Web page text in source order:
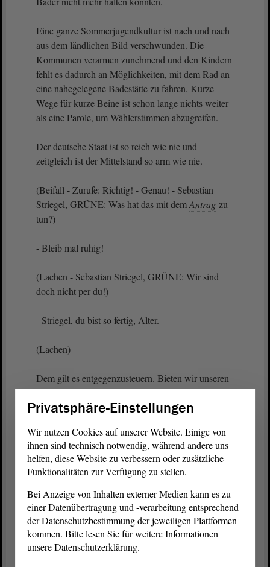
Eine ganze Sommerjugendkultur ist nach und nach
aus dem ländlichen Bild verschwunden. Die
Kommunen verarmen zunehmend und den Kindern
fehlt es dadurch an Möglichkeiten, mit dem Rad an
eine nahegelegene Badestätte zu fahren. Kurze
Wege für kurze Beine ist schon lange nichts weiter
als eine Parole, um Wählerstimmen abzugreifen.
Der deutsche Staat ist so reich wie nie und
zeitgleich ist der Mittelstand so arm wie nie.
(Beifall - Zurufe: Richtig! - Genau! - Sebastian
Striegel, GRÜNE: Was hat das mit demAntrag zu
tun?)
- Bleib mal ruhig!
(Lachen - Sebastian Striegel, GRÜNE: Wir sind
doch nicht per du!)
- Striegel, du bist so fertig, Alter.
(Lachen)
Dem gilt es entgegenzusteuern. Bieten wir unseren
Kindern und Jugendlichen das, was auch uns
geboten wurde. Hören wir auf, das Land des
Deshalb unterstützen wir vollumfänglich den
AntragderFraktionder LINKEN zur Stärkung der
Infrastruktur unserer kommunalen Schwimmbäder.
(Zuruf - Unruhe)
Wir bitten darum, denAntragan die Ausschüsse
für Inneres und Sport sowie für Finanzen zu
Privatsphäre-Einstellungen
Wir nutzen Cookies auf unserer Website. Einige von
ihnen sind technisch notwendig, während andere uns
helfen, diese Website zu verbessern oder zusätzliche
Funktionalitäten zur Verfügung zu stellen.
Bei Anzeige von Inhalten externer Medien kann es zu
einer Datenübertragung und -verarbeitung entsprechend
der Datenschutzbestimmung der jeweiligen Plattformen
kommen. Bitte lesen Sie für weitere Informationen
unsere Datenschutzerklärung.